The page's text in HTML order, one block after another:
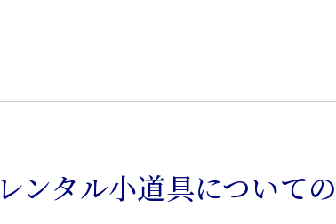
レンタル小道具について